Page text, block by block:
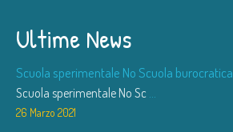
Ultime News
Scuola sperimentale No Scuola burocratica
Scuola sperimentale No Sc ...
26 Marzo 2021